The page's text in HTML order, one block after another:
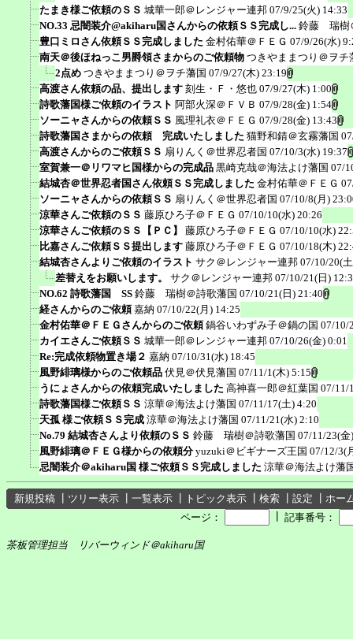
たまき様ご依頼のＳＳ 城華一郎＠レンジャー連邦 07/9/25(火) 14:33
NO.33 忌闇装介@akiharu国さんからの依頼ＳＳ完成し... 鈴藤 瑞樹
豊口ミロさん依頼ＳＳ完成しました 金村佑華＠ＦＥＧ 07/9/26(水)
南天＠後ほねっこ男爵領さまからのご依頼物 つきやままつり＠ヲチ
2点め つきやままつり＠ヲチ藩国 07/9/27(木) 23:19
高渡さん依頼の品、提出します 刻生・Ｆ・悠也 07/9/27(木) 1:00
詩歌藩国様ご依頼のイラスト 阿部火深＠ＦＶＢ 07/9/28(金) 1:54
ソーニャさんからの依頼ＳＳ 風理礼衣＠ＦＥＧ 07/9/28(金) 13:43
詩歌藩国さまからの依頼 完成いたしました 猫野和錆＠玄霧藩国
高渡さんからのご依頼ＳＳ 扇りんく＠世界忍者国 07/10/3(水) 19:37
室賀兼一＠リワマヒ国様からの完成品 黒崎克哉＠海法よけ藩国 07/
結城杏＠世界忍者国さん依頼ＳＳ完成しました 金村佑華＠ＦＥＧ
ソーニャさんからの依頼ＳＳ 扇りんく＠世界忍者国 07/10/8(月)
涼華さんご依頼のＳＳ 藤原ひろ子＠ＦＥＧ 07/10/10(水) 20:26
涼華さんご依頼のＳＳ【ＰＣ】
藤原ひろ子＠ＦＥＧ 07/10/10(水)
比嘉さんご依頼ＳＳ提出します 藤原ひろ子＠ＦＥＧ 07/10/18(木)
結城杏さんよりご依頼のイラスト サク＠レンジャー連邦 07/10/20(
差替えをお願いします。
サク＠レンジャー連邦 07/10/21(日)
NO.62 詩歌藩国 SS 鈴藤 瑞樹＠詩歌藩国 07/10/21(日) 21:40
経さんからのご依頼 嘉納 07/10/22(月) 14:25
金村佑華＠ＦＥＧさんからのご依頼 鍋谷いわずみ子＠鍋の国 07/10/
カイエさんご依頼ＳＳ 城華一郎＠レンジャー連邦 07/10/26(金) 0:01
Re:完成依頼物置き場２ 嘉納 07/10/31(水) 18:45
風野緋璃様からのご依頼品 伏見＠伏見藩国 07/11/1(木) 5:15
うにょさんからの依頼完成いたしました 高神喜一郎＠紅葉国 07/11/
詩歌藩国様ご依頼ＳＳ 涼華＠海法よけ藩国 07/11/17(土) 4:20
天孤 様ご依頼ＳＳ完成 涼華＠海法よけ藩国 07/11/21(水) 2:10
No.79 結城杏さんより依頼のＳＳ 鈴藤 瑞樹＠詩歌藩国 07/11/23(金
風野緋璃＠ＦＥＧ様からの依頼分 yuzuki＠ビギナーズ王国 07/12/3(
忌闇装介＠akiharu国 様ご依頼ＳＳ完成しました 涼華＠海法よけ藩
新規投稿 ツリー表示 一覧表示 トピック表示 検索 設定
ホー
ページ：
記事番号：
茶板管理担当 リバーウィンド＠akiharu国